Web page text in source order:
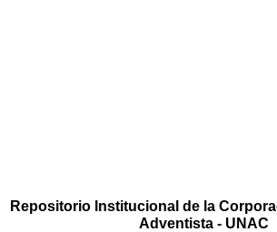
Repositorio Institucional de la
Adventista - UNAC